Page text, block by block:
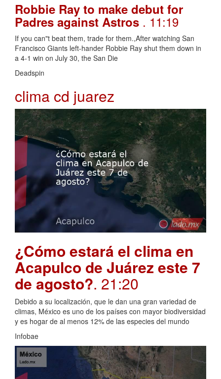
Robbie Ray to make debut for
Padres against Astros . 11:19
If you can"t beat them, trade for them.,After watching San
Francisco Giants left-hander Robbie Ray shut them down in
a 4-1 win on July 30, the San Die
Deadspin
clima cd juarez
¿Cómo estará el clima en
Acapulco de Juárez este 7
de agosto?. 21:20
Debido a su localización, que le dan una gran variedad de
climas, México es uno de los países con mayor biodiversidad
y es hogar de al menos 12% de las especies del mundo
Infobae